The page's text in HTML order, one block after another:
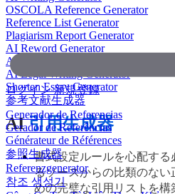
OSCOLA Reference Generator
Reference List Generator
Plagiarism Report Generator
AI Reword Generator
AI Bullet Point Generator
AI Legal Writing Generator
Shorten Essay Generator
参考文献生成器
Generador de Referencias
Gerador de Referências
Générateur de Références
参照生成器
Referenzgenerator
참조 생성기
ログイン新規登録
AI引用生成器
書式設定ルールを心配す
るソースからの比類のな
めの完璧な引用リストを構